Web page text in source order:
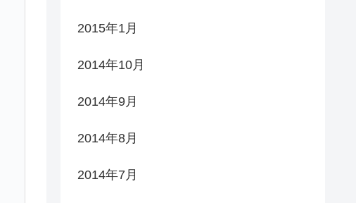
2015年1月
2014年10月
2014年9月
2014年8月
2014年7月